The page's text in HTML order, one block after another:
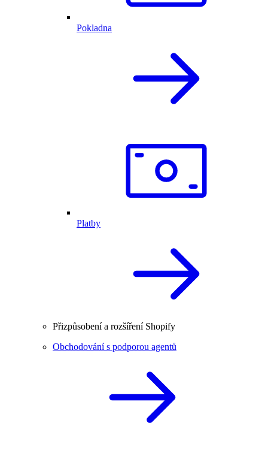
Pokladna
Platby
Přizpůsobení a rozšíření Shopify
Obchodování s podporou agentů